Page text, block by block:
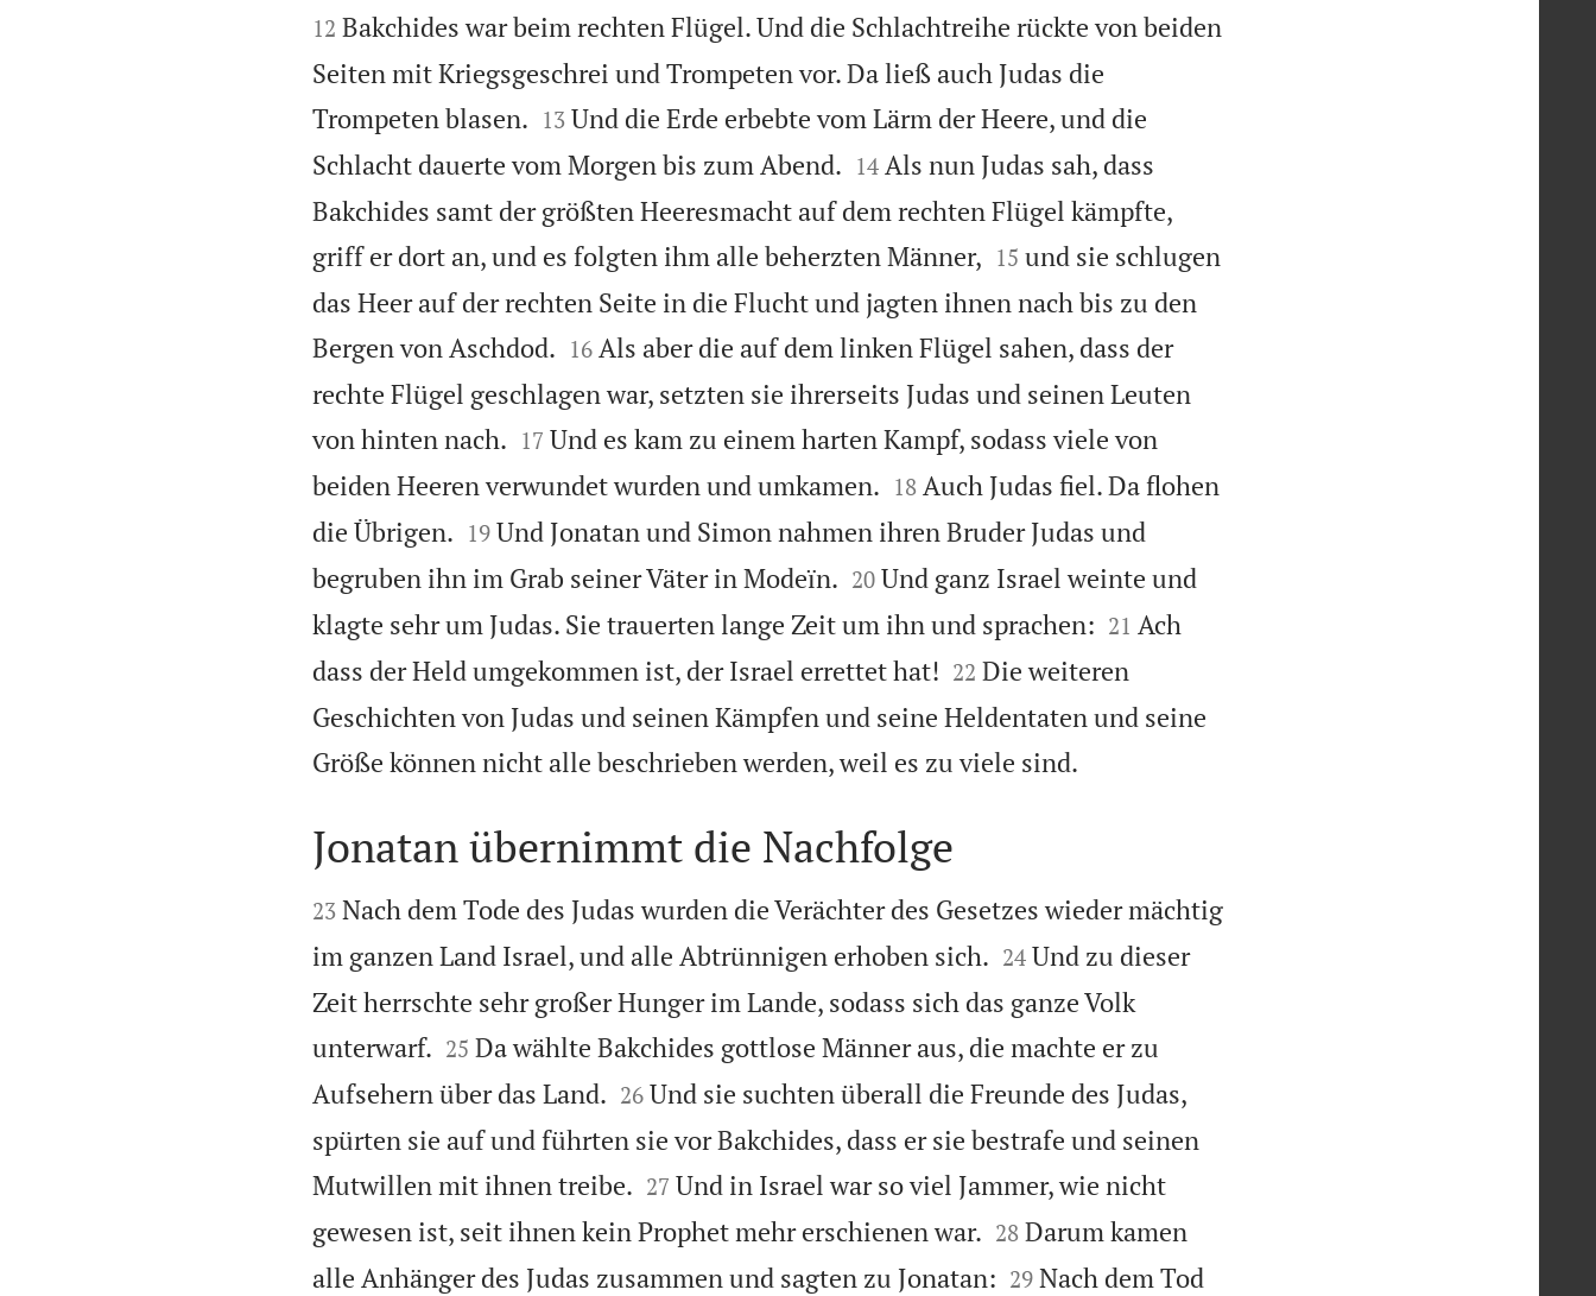
12 Bakchides war beim rechten Flügel. Und die Schlachtreihe rückte von beiden
Seiten mit Kriegsgeschrei und Trompeten vor. Da ließ auch Judas die
Trompeten blasen.
13 Und die Erde erbebte vom Lärm der Heere, und die
Schlacht dauerte vom Morgen bis zum Abend.
14 Als nun Judas sah, dass
Bakchides samt der größten Heeresmacht auf dem rechten Flügel kämpfte,
griff er dort an, und es folgten ihm alle beherzten Männer,
15 und sie schlugen
das Heer auf der rechten Seite in die Flucht und jagten ihnen nach bis zu den
Bergen von Aschdod.
16 Als aber die auf dem linken Flügel sahen, dass der
rechte Flügel geschlagen war, setzten sie ihrerseits Judas und seinen Leuten
von hinten nach.
17 Und es kam zu einem harten Kampf, sodass viele von
beiden Heeren verwundet wurden und umkamen.
18 Auch Judas fiel. Da flohen
die Übrigen.
19 Und Jonatan und Simon nahmen ihren Bruder Judas und
begruben ihn im Grab seiner Väter in Modeïn.
20 Und ganz Israel weinte und
klagte sehr um Judas. Sie trauerten lange Zeit um ihn und sprachen:
21 Ach
dass der Held umgekommen ist, der Israel errettet hat!
22 Die weiteren
Geschichten von Judas und seinen Kämpfen und seine Heldentaten und seine
Größe können nicht alle beschrieben werden, weil es zu viele sind.

Jonatan übernimmt die Nachfolge

23 Nach dem Tode des Judas wurden die Verächter des Gesetzes wieder mächtig
im ganzen Land Israel, und alle Abtrünnigen erhoben sich.
24 Und zu dieser
Zeit herrschte sehr großer Hunger im Lande, sodass sich das ganze Volk
unterwarf.
25 Da wählte Bakchides gottlose Männer aus, die machte er zu
Aufsehern über das Land.
26 Und sie suchten überall die Freunde des Judas,
spürten sie auf und führten sie vor Bakchides, dass er sie bestrafe und seinen
Mutwillen mit ihnen treibe.
27 Und in Israel war so viel Jammer, wie nicht
gewesen ist, seit ihnen kein Prophet mehr erschienen war.
28 Darum kamen
alle Anhänger des Judas zusammen und sagten zu Jonatan:
29 Nach dem Tod